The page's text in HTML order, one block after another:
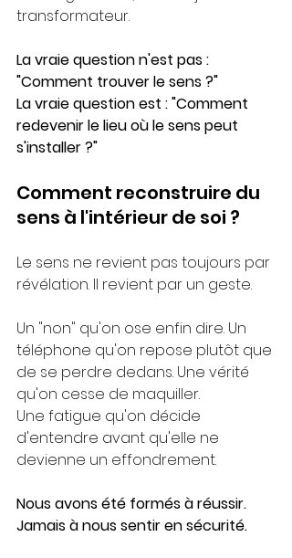
transformateur.
La vraie question n'est pas :
"Comment trouver le sens ?"
La vraie question est : "Comment
redevenir le lieu où le sens peut
s'installer ?"
Comment reconstruire du
sens à l'intérieur de soi ?
Le sens ne revient pas toujours par
révélation. Il revient par un geste.
Un "non" qu'on ose enfin dire. Un
téléphone qu'on repose plutôt que
de se perdre dedans. Une vérité
qu'on cesse de maquiller.
Une fatigue qu'on décide
d'entendre avant qu'elle ne
devienne un effondrement.
Nous avons été formés à réussir.
Jamais à nous sentir en sécurité.